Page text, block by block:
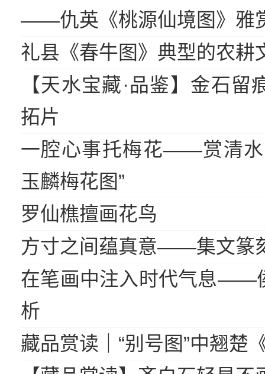
——仇英《桃源仙境图》雅
礼县《春牛图》典型的农耕
【天水宝藏·品鉴】金石
拓片
一腔心事托梅花——赏清水
玉麟梅花图”
罗仙樵擅画花鸟
方寸之间蕴真意——集文篆
在笔画中注入时代气息——
析
藏品赏读｜“别号图”中翘楚